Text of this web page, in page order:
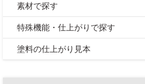
素材で探す
特殊機能・仕上がりで探す
塗料の仕上がり見本